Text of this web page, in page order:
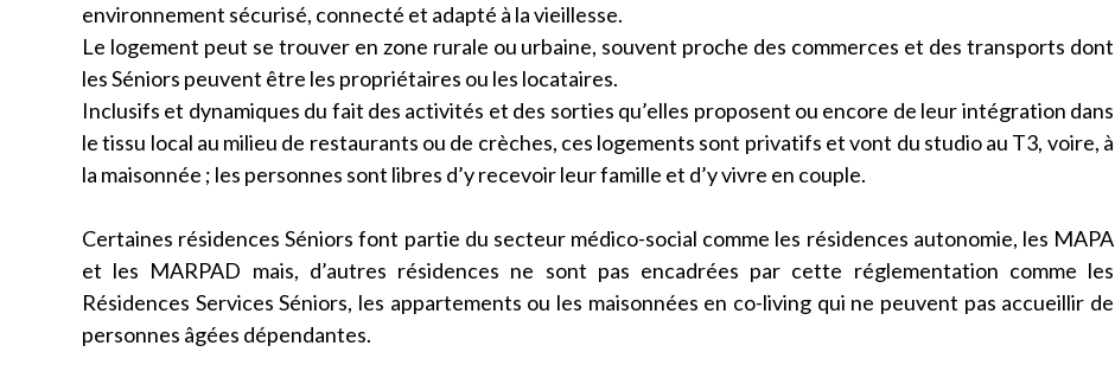
environnement sécurisé, connecté et adapté à la vieillesse.
Le logement peut se trouver en zone rurale ou urbaine, souvent proche des commerces et des transports dont
les Séniors peuvent être les propriétaires ou les locataires.
Inclusifs et dynamiques du fait des activités et des sorties qu’elles proposent ou encore de leur intégration dans
le tissu local au milieu de restaurants ou de crèches, ces logements sont privatifs et vont du studio au T3, voire, à
la maisonnée ; les personnes sont libres d’y recevoir leur famille et d’y vivre en couple.
Certaines résidences Séniors font partie du secteur médico-social comme les résidences autonomie, les MAPA
et les MARPAD mais, d’autres résidences ne sont pas encadrées par cette réglementation comme les
Résidences Services Séniors, les appartements ou les maisonnées en co-living qui ne peuvent pas accueillir de
personnes âgées dépendantes.